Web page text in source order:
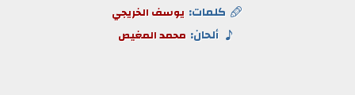
كلمات: يوسف الخريجي
ألحان: محمد المغيص